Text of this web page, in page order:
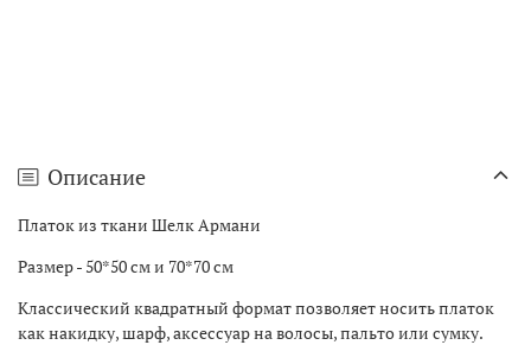
Описание
Платок из ткани Шелк Армани
Размер - 50*50 см и 70*70 см
Классический квадратный формат позволяет носить платок
как накидку, шарф, аксессуар на волосы, пальто или сумку.